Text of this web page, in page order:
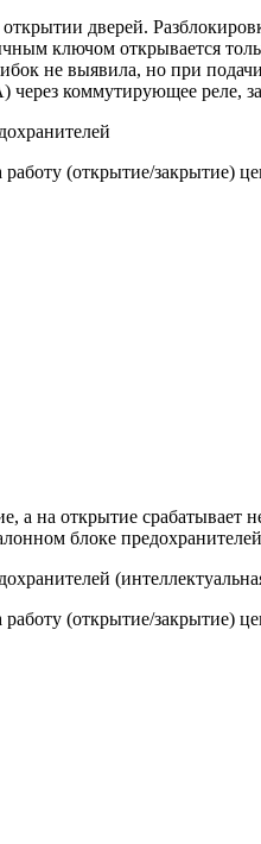
дверей.
ключом открывается
не выявила, но при
коммутирующее реле,
(открытие/закрытие)
а на открытие срабатывает
блоке
(открытие/закрытие)